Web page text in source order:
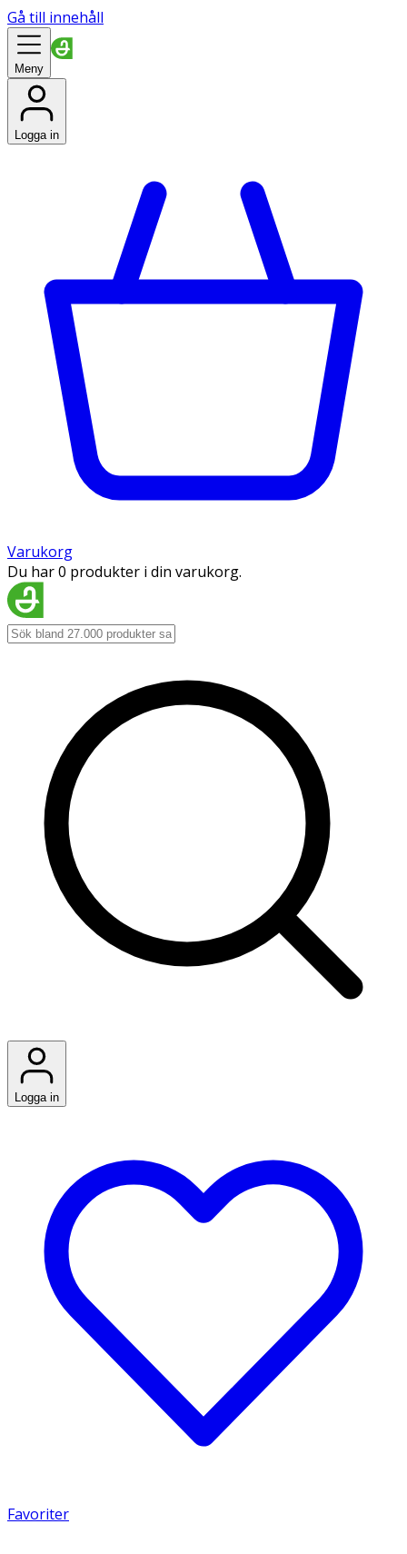
Gå till innehåll
Meny
Logga in
Varukorg
Du har 0 produkter i din varukorg.
Logga in
Favoriter